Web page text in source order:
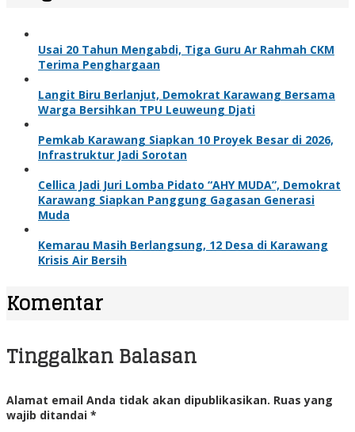
Usai 20 Tahun Mengabdi, Tiga Guru Ar Rahmah CKM
Terima Penghargaan
Langit Biru Berlanjut, Demokrat Karawang Bersama
Warga Bersihkan TPU Leuweung Djati
Pemkab Karawang Siapkan 10 Proyek Besar di 2026,
Infrastruktur Jadi Sorotan
Cellica Jadi Juri Lomba Pidato “AHY MUDA”, Demokrat
Karawang Siapkan Panggung Gagasan Generasi
Muda
Kemarau Masih Berlangsung, 12 Desa di Karawang
Krisis Air Bersih
Komentar
Tinggalkan Balasan
Alamat email Anda tidak akan dipublikasikan. Ruas yang
wajib ditandai *